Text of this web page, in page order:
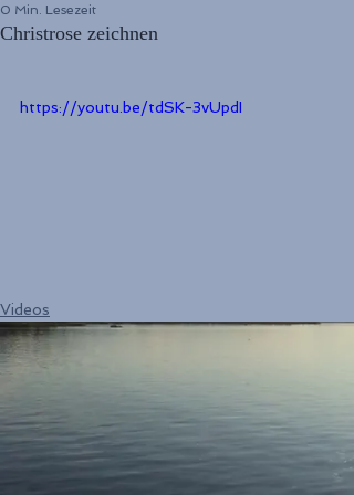
Christrose zeichnen
0 Min. Lesezeit
https://youtu.be/tdSK-3vUpdI
Videos